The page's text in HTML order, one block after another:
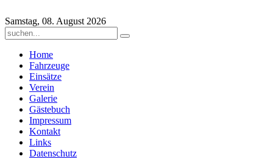
Samstag, 08. August 2026
Home
Fahrzeuge
Einsätze
Verein
Galerie
Gästebuch
Impressum
Kontakt
Links
Datenschutz